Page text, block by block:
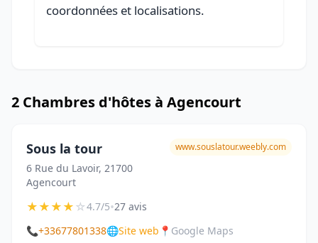
coordonnées et localisations.
2 Chambres d'hôtes à Agencourt
Sous la tour
6 Rue du Lavoir, 21700
Agencourt
www.souslatour.weebly.com
★★★★☆4.7/5•27 avis
📞+33677801338🌐Site web 📍 Google Maps